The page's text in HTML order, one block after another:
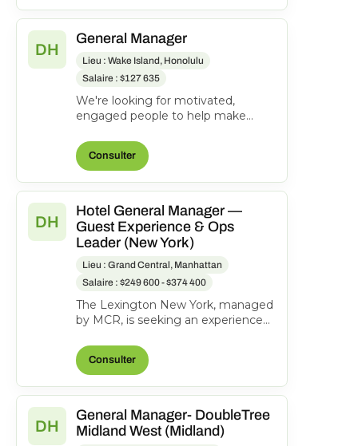
DH
General Manager
Lieu : Wake Island, Honolulu
Salaire : $127 635
We're looking for motivated,
engaged people to help make
Manages and directs the operatio...
Consulter
DH
Hotel General Manager —
Guest Experience & Ops
Leader (New York)
Lieu : Grand Central, Manhattan
Salaire : $249 600 - $374 400
The Lexington New York, managed
by MCR, is seeking an experienced
operations, ensuri...
Consulter
DH
General Manager- DoubleTree
Midland West (Midland)